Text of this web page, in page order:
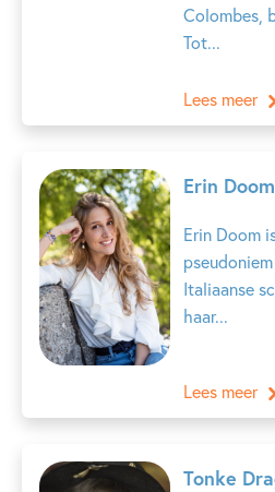
Colombes,
Tot...
Lees meer
Erin Doom
Erin Doom
Italiaanse
haar...
Lees meer
Tonke